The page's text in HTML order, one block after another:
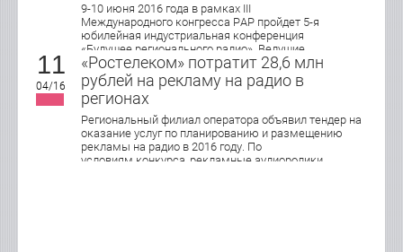
9-10 июня 2016 года в рамках III
Международного конгресса РАР пройдет 5-я
юбилейная индустриальная конференция
«Будущее регионального радио». Ведущие
эксперты индустрии обсудят актуальные
подходы в управлении, продажах и маркетинге
локального радио, юридические и
организационные аспекты работы
современной региональной радиостанции.
11
04/16
«Ростелеком» потратит 28,6 млн
рублей на рекламу на радио в
регионах
Региональный филиал оператора объявил тендер на
оказание услуг по планированию и размещению
рекламы на радио в 2016 году. По
условиям конкурса, рекламные аудиоролики